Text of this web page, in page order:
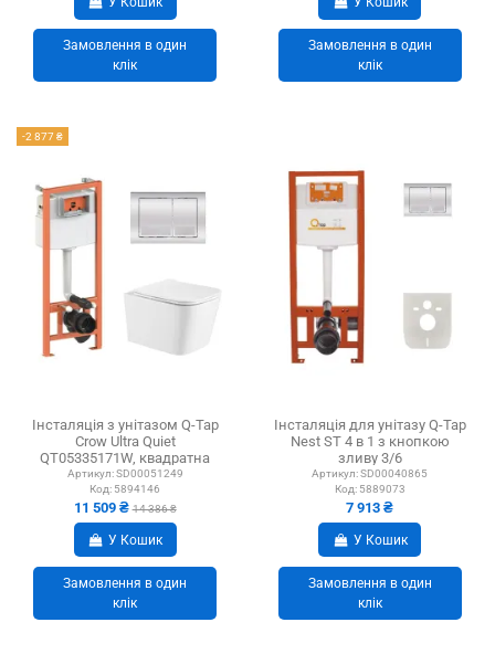
Замовлення в один
клік
Замовлення в один
клік
-2 877 ₴
Інсталяція з унітазом Q-Tap
Crow Ultra Quiet
QT05335171W, квадратна
клавіша, 4 в 1
Артикул: SD00051249
Код: 5894146
11 509 ₴14 386 ₴
У Кошик
Замовлення в один
клік
Інсталяція для унітазу Q-Tap
Nest ST 4 в 1 з кнопкою
зливу 3/6
Артикул: SD00040865
Код: 5889073
7 913 ₴
У Кошик
Замовлення в один
клік